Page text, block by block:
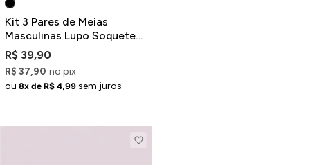
Kit 3 Pares de Meias
Masculinas Lupo Soquete
Invisível Preto Branco Cinza
R$ 39,90
R$ 37,90 no pix
ou 8x de R$ 4,99 sem juros